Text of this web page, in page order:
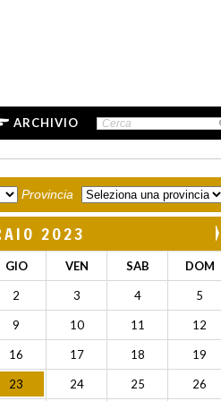
ARCHIVIO
Provincia
2023
GIO VEN SAB DOM
2 3 4 5
9 10 11 12
16 17 18 19
23 24 25 26